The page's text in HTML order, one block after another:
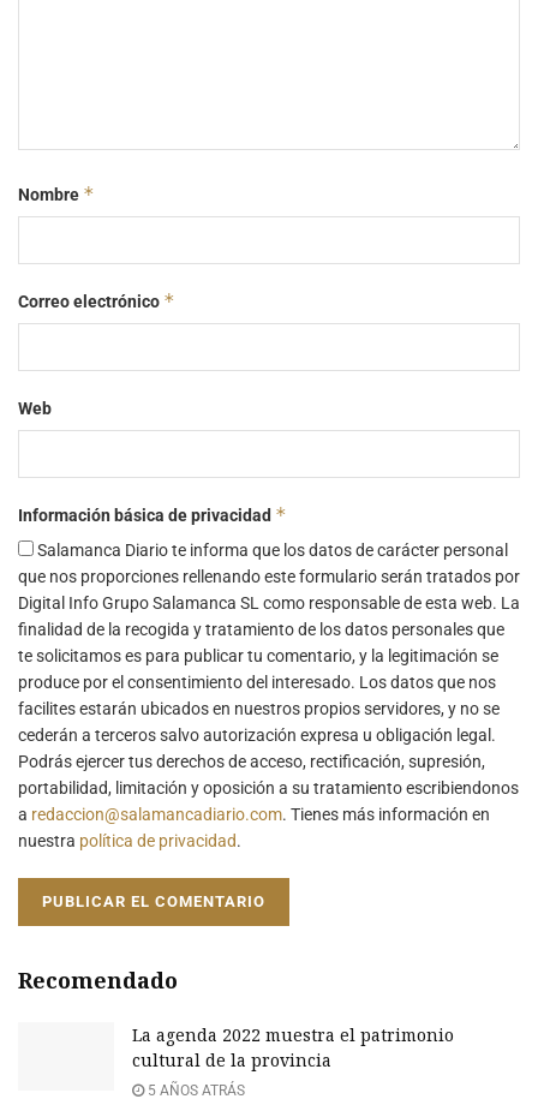
Nombre *
Correo electrónico *
Web
Información básica de privacidad *
Salamanca Diario te informa que los datos de carácter personal
que nos proporciones rellenando este formulario serán tratados por
Digital Info Grupo Salamanca SL como responsable de esta web. La
finalidad de la recogida y tratamiento de los datos personales que
te solicitamos es para publicar tu comentario, y la legitimación se
produce por el consentimiento del interesado. Los datos que nos
facilites estarán ubicados en nuestros propios servidores, y no se
cederán a terceros salvo autorización expresa u obligación legal.
Podrás ejercer tus derechos de acceso, rectificación, supresión,
portabilidad, limitación y oposición a su tratamiento escribiendonos
a redaccion@salamancadiario.com. Tienes más información en
nuestra política de privacidad.
Recomendado
La agenda 2022 muestra el patrimonio
cultural de la provincia
5 AÑOS ATRÁS